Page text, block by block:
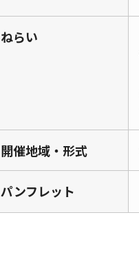
ねらい
開催地域・形式
パンフレット